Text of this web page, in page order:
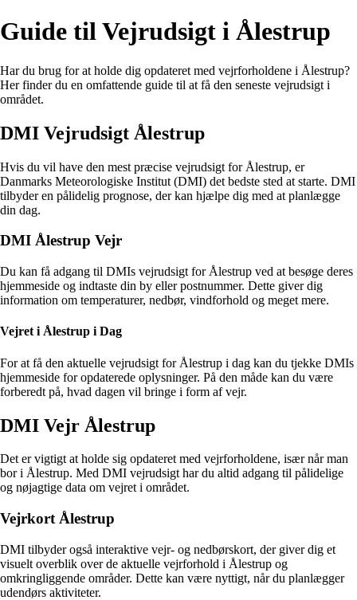
Guide til Vejrudsigt i Ålestrup
Har du brug for at holde dig opdateret med vejrforholdene i Ålestrup?
Her finder du en omfattende guide til at få den seneste vejrudsigt i
området.
DMI Vejrudsigt Ålestrup
Hvis du vil have den mest præcise vejrudsigt for Ålestrup, er
Danmarks Meteorologiske Institut (DMI) det bedste sted at starte. DMI
tilbyder en pålidelig prognose, der kan hjælpe dig med at planlægge
din dag.
DMI Ålestrup Vejr
Du kan få adgang til DMIs vejrudsigt for Ålestrup ved at besøge deres
hjemmeside og indtaste din by eller postnummer. Dette giver dig
information om temperaturer, nedbør, vindforhold og meget mere.
Vejret i Ålestrup i Dag
For at få den aktuelle vejrudsigt for Ålestrup i dag kan du tjekke DMIs
hjemmeside for opdaterede oplysninger. På den måde kan du være
forberedt på, hvad dagen vil bringe i form af vejr.
DMI Vejr Ålestrup
Det er vigtigt at holde sig opdateret med vejrforholdene, især når man
bor i Ålestrup. Med DMI vejrudsigt har du altid adgang til pålidelige
og nøjagtige data om vejret i området.
Vejrkort Ålestrup
DMI tilbyder også interaktive vejr- og nedbørskort, der giver dig et
visuelt overblik over de aktuelle vejrforhold i Ålestrup og
omkringliggende områder. Dette kan være nyttigt, når du planlægger
udendørs aktiviteter.